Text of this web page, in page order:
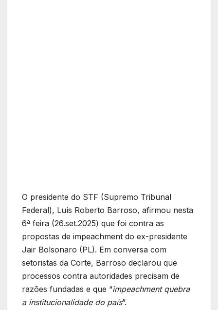
O presidente do STF (Supremo Tribunal
Federal), Luís Roberto Barroso, afirmou nesta
6ª feira (26.set.2025) que foi contra as
propostas de impeachment do ex-presidente
Jair Bolsonaro (PL). Em conversa com
setoristas da Corte, Barroso declarou que
processos contra autoridades precisam de
razões fundadas e que “impeachment quebra
a institucionalidade do país”.